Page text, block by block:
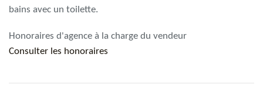
bains avec un toilette.
Honoraires d'agence à la charge du vendeur
Consulter les honoraires